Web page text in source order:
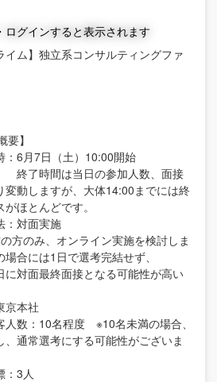
ログインすると表示されます
イム】独立系コンサルティングファ
要】
6月7日（土）10:00開始
は当日の参加人数、面接
変動しますが、大体14:00までには終
ほとんどです。
：対面実施
のみ、オンライン実施を検討しま
合には1日で選考完結せず、
面最終面接となる可能性が高い
京本社
数：10名程度 ※10名未満の場合、
、通常選考にする可能性がございま
：3人